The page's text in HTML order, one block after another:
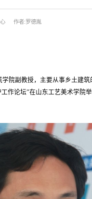
作者:罗德胤
院副教授，主要从事乡土建筑
作论坛”在山东工艺美术学院